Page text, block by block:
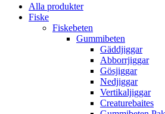
Alla produkter
Fiske
Fiskebeten
Gummibeten
Gäddjiggar
Abborrjiggar
Gösjiggar
Nedjiggar
Vertikaljiggar
Creaturebaites